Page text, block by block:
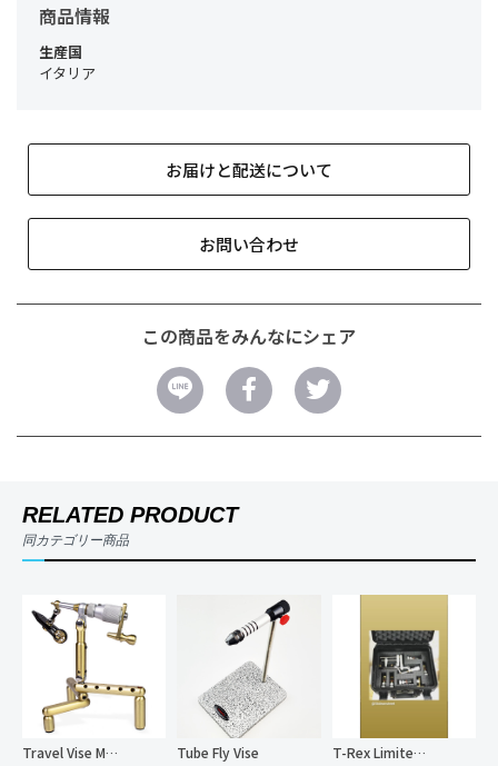
商品情報
生産国
イタリア
お届けと配送について
お問い合わせ
この商品をみんなにシェア
RELATED PRODUCT
同カテゴリー商品
Travel Vise Magic Tube Fly Vise T-Rex Limited Deluxe “Full Monty” Edition